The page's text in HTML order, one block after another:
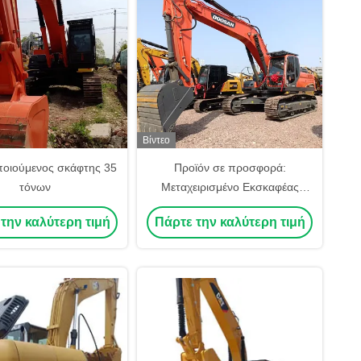
σκάφτης 35
τόνων
καλύτερη τιμή
Βίντεο
Προϊόν σε προσφορά:
Μεταχειρισμένο Εκσκαφέας
Doosan DX340LC 34 Τόνων,
Μεταχειρισμένος
Ποιότητας
Πάρτε την καλύτερη τιμή